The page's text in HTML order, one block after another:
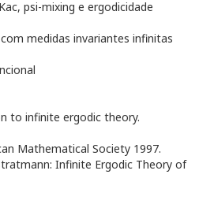
psi-mixing e ergodicidade
medidas invariantes infinitas
to infinite ergodic theory.
Mathematical Society 1997.
Infinite Ergodic Theory of